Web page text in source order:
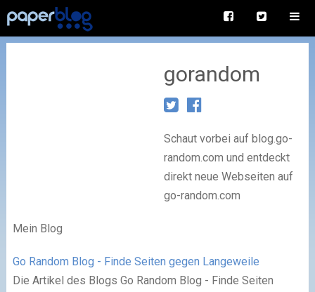
gorandom
Schaut vorbei auf blog.go-
random.com und entdeckt
direkt neue Webseiten auf
go-random.com
Mein Blog
Go Random Blog - Finde Seiten gegen Langeweile
Die Artikel des Blogs Go Random Blog - Finde Seiten